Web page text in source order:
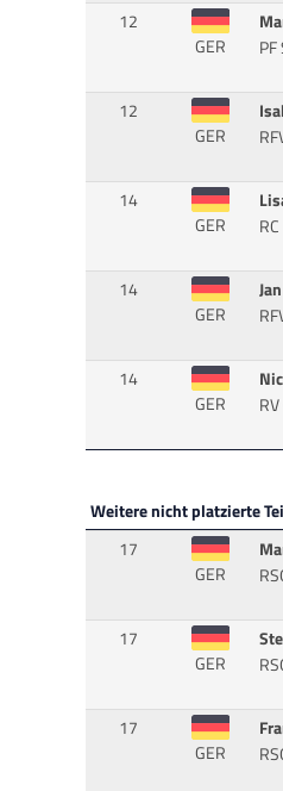
12
GER
12
GER
14
GER
14
GER
14
GER
Weitere nicht platzierte
17
GER
17
GER
17
GER